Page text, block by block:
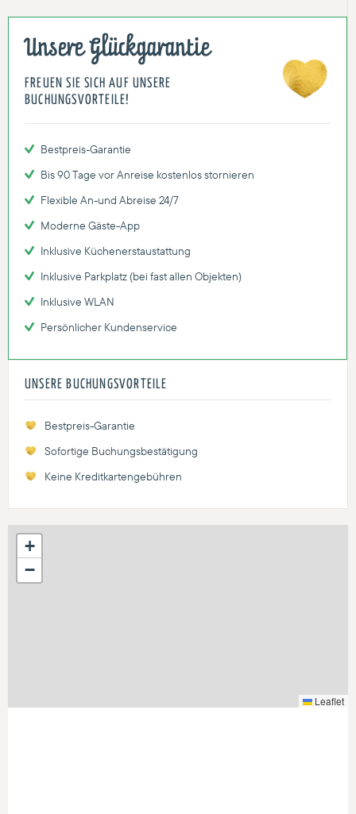
Unsere Glückgarantie
FREUEN SIE SICH AUF UNSERE
BUCHUNGSVORTEILE!
Bestpreis-Garantie
Bis 90 Tage vor Anreise kostenlos stornieren
Flexible An-und Abreise 24/7
Moderne Gäste-App
Inklusive Küchenerstaustattung
Inklusive Parkplatz (bei fast allen Objekten)
Inklusive WLAN
Persönlicher Kundenservice
UNSERE BUCHUNGSVORTEILE
Bestpreis-Garantie
Sofortige Buchungsbestätigung
Keine Kreditkartengebühren
+
−
Leaflet